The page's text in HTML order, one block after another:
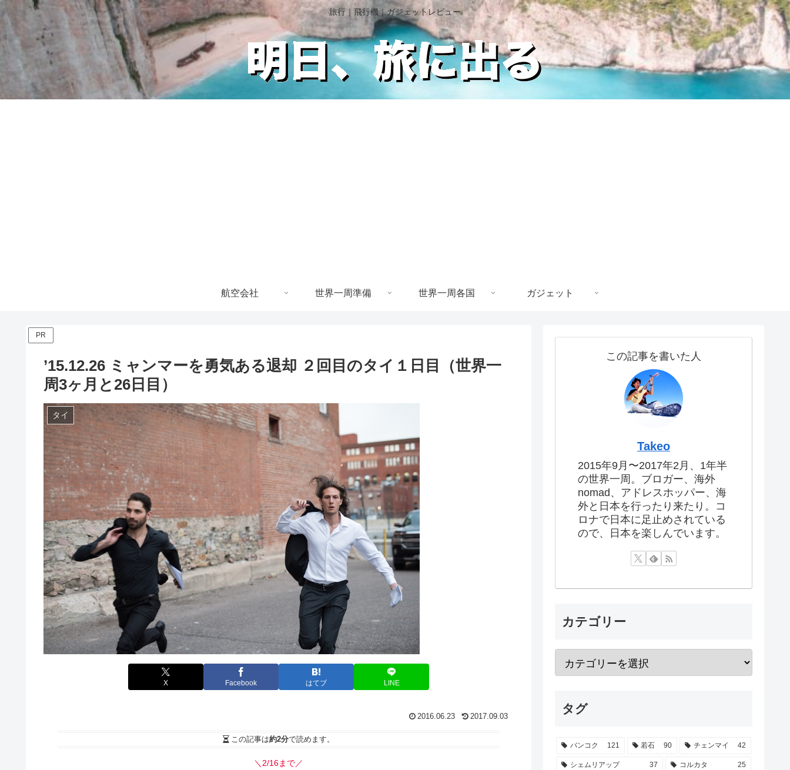
旅行｜飛行機｜ガジェットレビュー
航空会社 世界一周準備 世界一周各国 ガジェット
PR
’15.12.26 ミャンマーを勇気ある退却 ２回目のタイ１日目（世界一
周3ヶ月と26日目）
タイ
X Facebook はてブ LINE
2016.06.23 2017.09.03
この記事は約2分で読めます。
＼2/16まで／
この記事を書いた人
Takeo
2015年9月〜2017年2月、1年半
の世界一周。ブロガー、海外
nomad、アドレスホッパー、海
外と日本を行ったり来たり。コ
ロナで日本に足止めされている
ので、日本を楽しんでいます。
カテゴリー
タグ
バンコク 121 若石 90 チェンマイ 42
シェムリアップ 37 コルカタ 25